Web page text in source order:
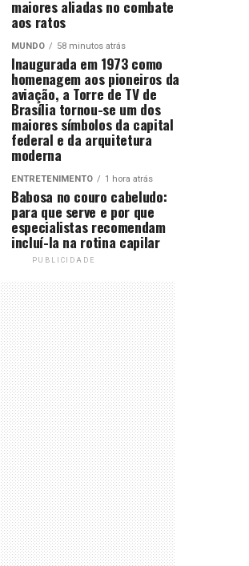
maiores aliadas no combate
aos ratos
MUNDO 58 minutos atrás
Inaugurada em 1973 como
homenagem aos pioneiros da
aviação, a Torre de TV de
Brasília tornou-se um dos
maiores símbolos da capital
federal e da arquitetura
moderna
ENTRETENIMENTO 1 hora atrás
Babosa no couro cabeludo:
para que serve e por que
especialistas recomendam
incluí-la na rotina capilar
PUBLICIDADE